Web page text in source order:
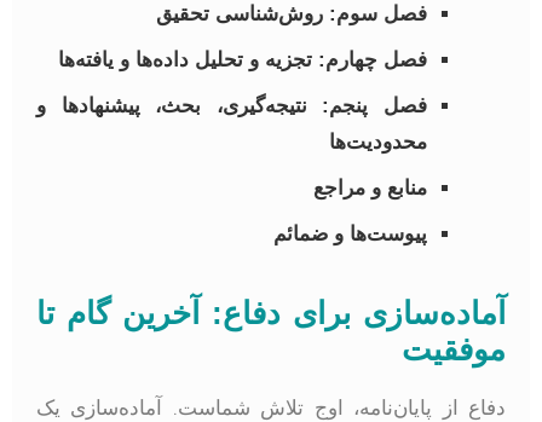
فصل سوم: روش‌شناسی تحقیق
فصل چهارم: تجزیه و تحلیل داده‌ها و یافته‌ها
فصل پنجم: نتیجه‌گیری، بحث، پیشنهادها و
محدودیت‌ها
منابع و مراجع
پیوست‌ها و ضمائم
آماده‌سازی برای دفاع: آخرین گام تا
موفقیت
دفاع از پایان‌نامه، اوج تلاش شماست. آماده‌سازی یک